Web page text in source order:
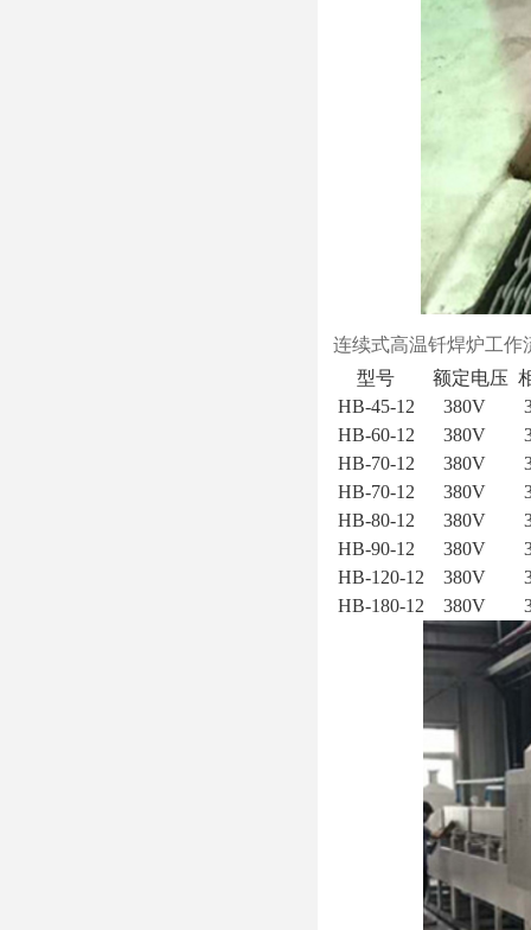
连续式高温钎焊炉工
型号 额定电压
HB-45-12 380V
HB-60-12 380V
HB-70-12 380V
HB-70-12 380V
HB-80-12 380V
HB-90-12 380V
HB-120-12
HB-180-12